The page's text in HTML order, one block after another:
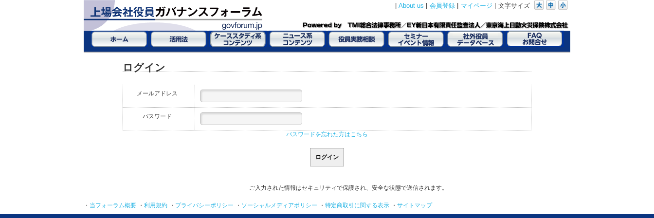
About us 会員登録 マイページ 文字サイズ
ログイン
メールアドレス
パスワード
パスワードを忘れた方はこちら
ご入力された情報はセキュリティで保護され、安全な状態で送信されます。
・ 当フォーラム概要 ・ 利用規約 ・ プライバシーポリシー ・ ソーシャルメディアポリシー ・ 特定商取引に関する表示 ・ サイトマップ